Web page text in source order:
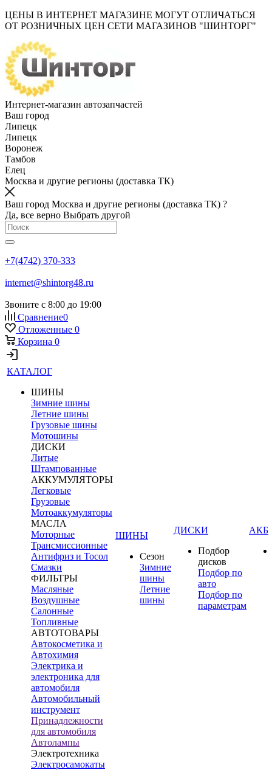
ЦЕНЫ В ИНТЕРНЕТ МАГАЗИНЕ МОГУТ ОТЛИЧАТЬСЯ
ОТ РОЗНИЧНЫХ ЦЕН СЕТИ МАГАЗИНОВ "ШИНТОРГ"
Интернет-магазин автозапчастей
Ваш город
Липецк
Липецк
Воронеж
Тамбов
Елец
Москва и другие регионы (доставка ТК)
Ваш город Москва и другие регионы (доставка ТК) ?
Да, все верно Выбрать другой
+7(4742) 370-333
internet@shintorg48.ru
Звоните с 8:00 до 19:00
Сравнение0
Отложенные 0
Корзина 0
КАТАЛОГ
ШИНЫ
Зимние шины
Летние шины
Грузовые шины
Мотошины
ДИСКИ
Литые
Штампованные
АККУМУЛЯТОРЫ
Легковые
Грузовые
Мотоаккумуляторы
МАСЛА
Моторные
Трансмиссионные
Антифриз и Тосол
Смазки
ФИЛЬТРЫ
Масляные
Воздушные
Салонные
Топливные
АВТОТОВАРЫ
Автокосметика и
Автохимия
Электрика и
электроника для
автомобиля
Автомобильный
инструмент
Принадлежности
для автомобиля
Автолампы
Электротехника
Электросамокаты
ШИНЫ
Сезон
Зимние
шины
Летние
шины
ДИСКИ
Подбор
дисков
Подбор по
авто
Подбор по
параметрам
АКБ